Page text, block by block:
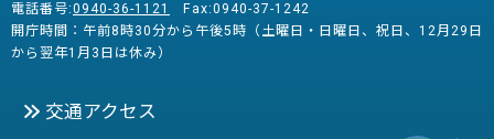
電話番号:0940-36-1121
Fax:0940-37-1242
開庁時間：午前8時30分から午後5時（土曜日・日曜日、祝日、12月29日
から翌年1月3日は休み）
交通アクセス